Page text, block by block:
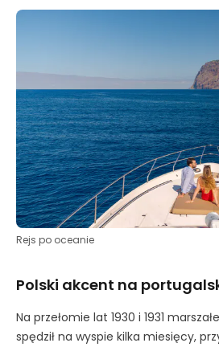
Rejs po oceanie
Polski akcent na
Na przełomie lat 1930 i 1931
spędził na wyspie kilka miesięcy,